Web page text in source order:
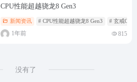
CPU性能超越骁龙8 Gen3
新闻资讯 # CPU性能超越骁龙8 Gen3 # 玄戒O1
1年前 815
没有了